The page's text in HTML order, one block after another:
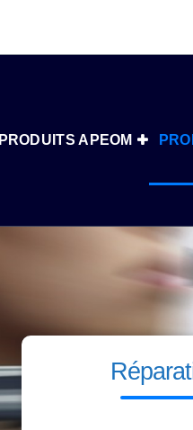
PRODUITS APEOM